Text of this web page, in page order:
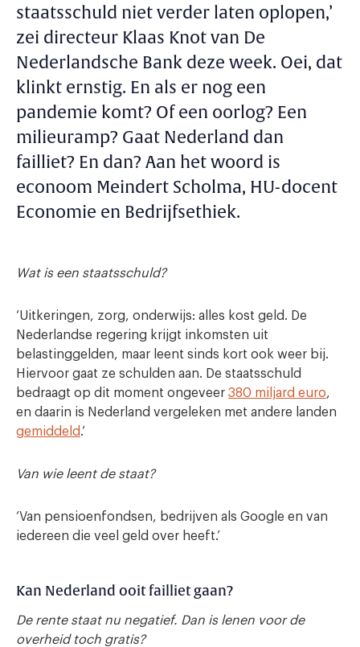
staatsschuld niet verder laten oplopen,’
zei directeur Klaas Knot van De
Nederlandsche Bank deze week. Oei, dat
klinkt ernstig. En als er nog een
pandemie komt? Of een oorlog? Een
milieuramp? Gaat Nederland dan
failliet? En dan? Aan het woord is
econoom Meindert Scholma, HU-docent
Economie en Bedrijfsethiek.
Wat is een staatsschuld?
‘Uitkeringen, zorg, onderwijs: alles kost geld. De
Nederlandse regering krijgt inkomsten uit
belastinggelden, maar leent sinds kort ook weer bij.
Hiervoor gaat ze schulden aan. De staatsschuld
bedraagt op dit moment ongeveer 380 miljard euro,
en daarin is Nederland vergeleken met andere landen
gemiddeld.’
Van wie leent de staat?
‘Van pensioenfondsen, bedrijven als Google en van
iedereen die veel geld over heeft.’
Kan Nederland ooit failliet gaan?
De rente staat nu negatief. Dan is lenen voor de
overheid toch gratis?